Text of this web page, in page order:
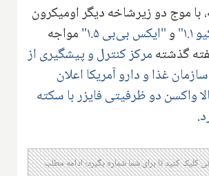
با موج دو زیرشاخه دیگر اومیکرون
و"ایکس بی‌بی ۱.۵"
مواجه
گذشتهمرکز کنترل و پیشگیری از
غذا و دارو آمریکا اعلان
واکسن دو ظرفیتی فایزر با سکته
.
کلیک کنید تا برای شما شماره بگیرد؛ ادامه مطلب